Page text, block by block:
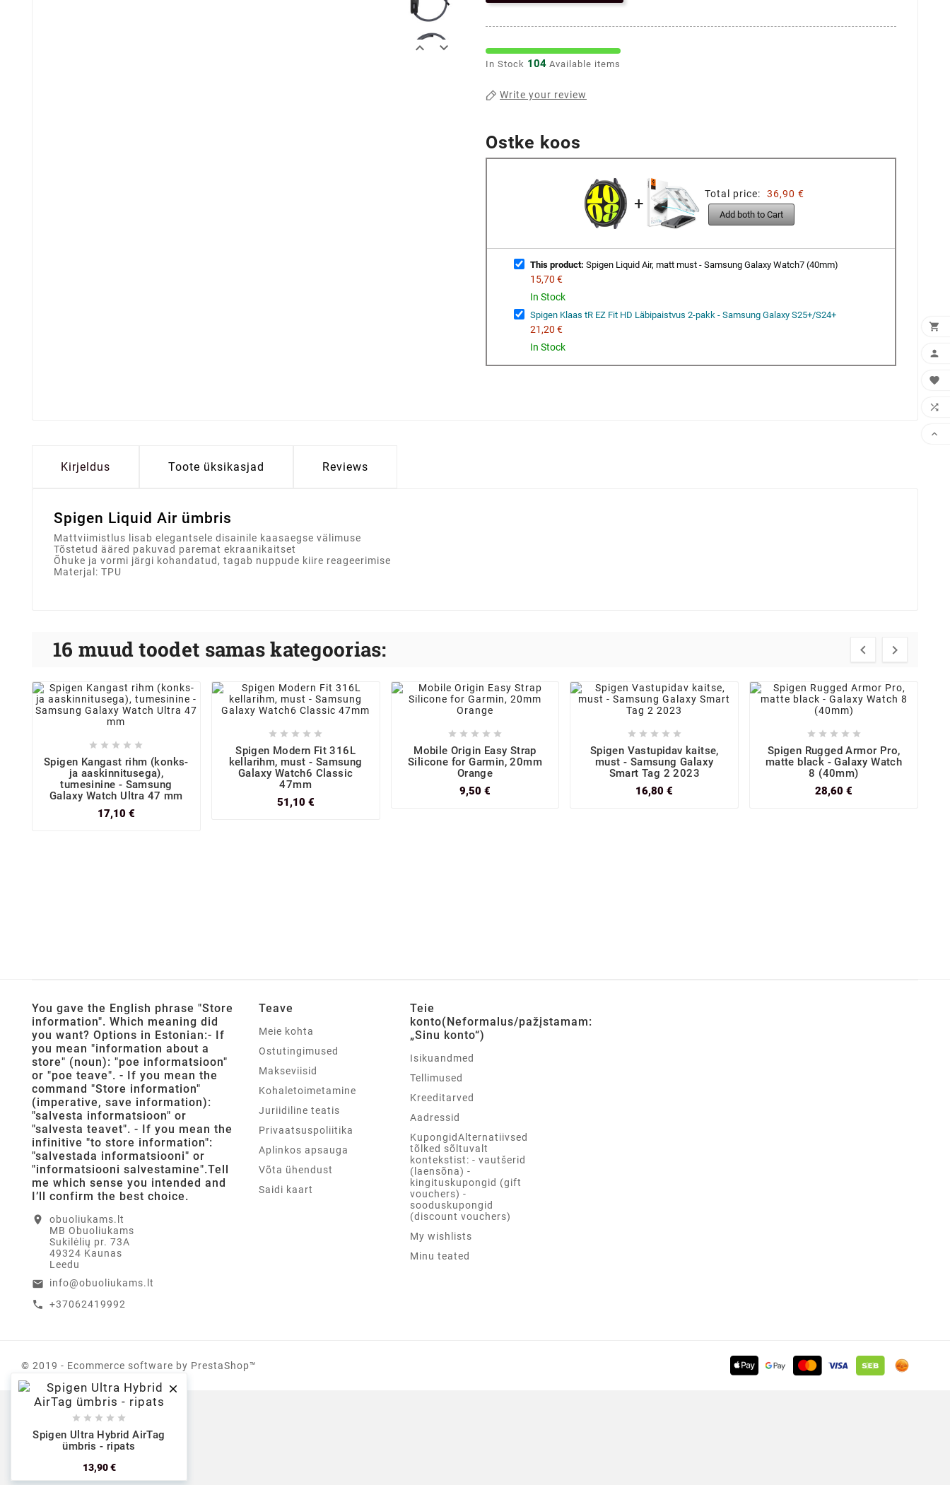

    
Spigen Ultra Hybrid AirTag
ümbris - ripats
13,90 €
 
In Stock 104 Available items
Write your review
Ostke koos
+ Total price: 36,90 €
Add both to Cart
This product: Spigen Liquid Air, matt must - Samsung Galaxy Watch7 (40mm)
15,70 €
In Stock
Spigen Klaas tR EZ Fit HD Läbipaistvus 2-pakk - Samsung Galaxy S25+/S24+
21,20 €
In Stock
Kirjeldus Toote üksikasjad Reviews
Spigen Liquid Air ümbris
Mattviimistlus lisab elegantsele disainile kaasaegse välimuse
Tõstetud ääred pakuvad paremat ekraanikaitset
Õhuke ja vormi järgi kohandatud, tagab nuppude kiire reageerimise
Materjal: TPU
16 muud toodet samas kategoorias:  
    
Spigen Kangast rihm (konks-
ja aaskinnitusega),
tumesinine - Samsung
Galaxy Watch Ultra 47 mm
17,10 €
    
Spigen Modern Fit 316L
kellarihm, must - Samsung
Galaxy Watch6 Classic
47mm
51,10 €
    
Mobile Origin Easy Strap
Silicone for Garmin, 20mm
Orange
9,50 €
    
Spigen Vastupidav kaitse,
must - Samsung Galaxy
Smart Tag 2 2023
16,80 €
    
Spigen Rugged Armor Pro,
matte black - Galaxy Watch
8 (40mm)
28,60 €
You gave the English phrase "Store
information". Which meaning did
you want? Options in Estonian:- If
you mean "information about a
store" (noun): "poe informatsioon"
or "poe teave". - If you mean the
command "Store information"
(imperative, save information):
"salvesta informatsioon" or
"salvesta teavet". - If you mean the
infinitive "to store information":
"salvestada informatsiooni" or
"informatsiooni salvestamine".Tell
me which sense you intended and
I’ll confirm the best choice.
location_on
obuoliukams.lt
MB Obuoliukams
Sukilėlių pr. 73A
49324 Kaunas
Leedu
email info@obuoliukams.lt
call +37062419992
Teave
Meie kohta
Ostutingimused
Makseviisid
Kohaletoimetamine
Juriidiline teatis
Privaatsuspoliitika
Aplinkos apsauga
Võta ühendust
Saidi kaart
Teie
konto(Neformalus/pažįstamam:
„Sinu konto“)
Isikuandmed
Tellimused
Kreeditarved
Aadressid
KupongidAlternatiivsed
tõlked sõltuvalt
kontekstist: - vautšerid
(laensõna) -
kingituskupongid (gift
vouchers) -
sooduskupongid
(discount vouchers)
My wishlists
Minu teated





© 2019 - Ecommerce software by PrestaShop™